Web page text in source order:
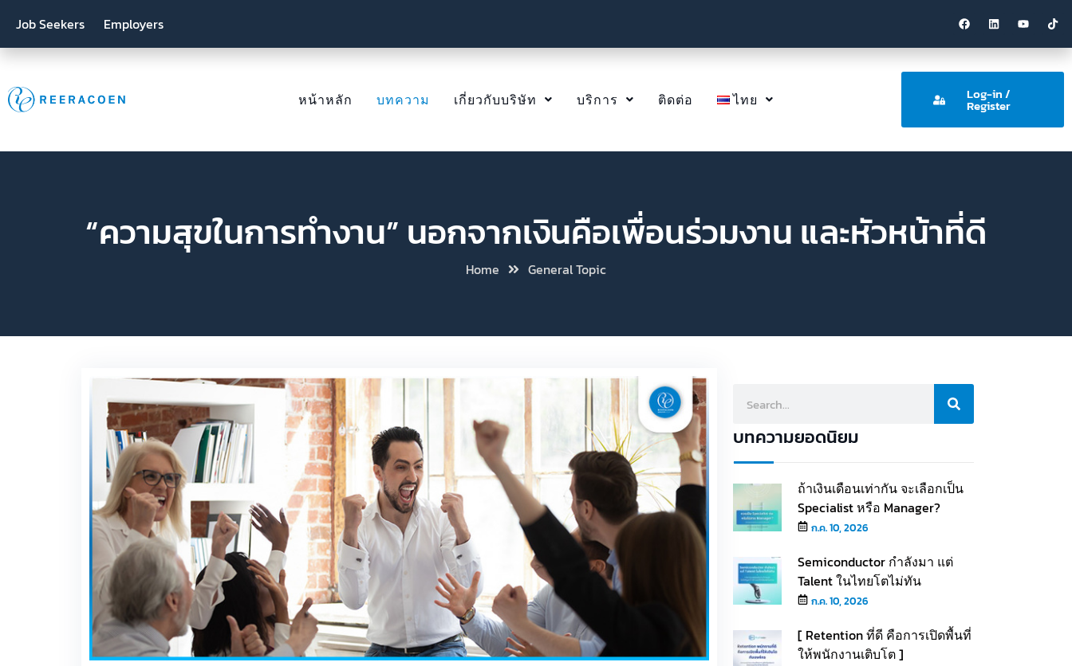
Job Seekers Employers
หน้าหลัก บทความ เกี่ยวกับบริษัท บริการ ติดต่อ ไทย Log-in /
Register
“ความสุขในการทำงาน” นอกจากเงินคือเพื่อนร่วมงาน และหัวหน้าที่ดี
Home General Topic
บทความยอดนิยม
ถ้าเงินเดือนเท่ากัน จะเลือกเป็น
Specialist หรือ Manager?
ก.ค. 10, 2026
Semiconductor กำลังมา แต่
Talent ในไทยโตไม่ทัน
ก.ค. 10, 2026
[ Retention ที่ดี คือการเปิดพื้นที่
ให้พนักงานเติบโต ]